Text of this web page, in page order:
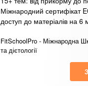
Міжнародний сертифікат
доступ до матеріалів на 6
FitSchoolPro - Міжнародна
та дієтології